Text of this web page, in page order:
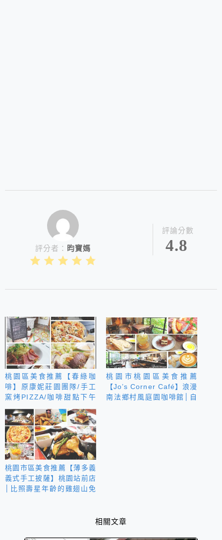
評分者： 昀寶媽
評論分數
4.8
桃園區美食推薦【春綠咖
啡】原康妮莊園團隊/手工
窯烤PIZZA/咖啡甜點下午
茶
桃園市桃園區美食推薦
【Jo’s Corner Café】浪漫
南法鄉村風庭園咖啡館│自
桃園市區美食推薦【薄多義
義式手工披薩】桃園站前店
│比照壽星年齡的雞翅山免
相關文章